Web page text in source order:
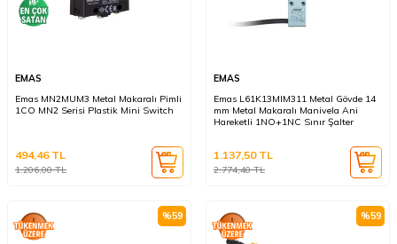
EMAS
Emas MN2MUM3 Metal Makaralı Pimli
1CO MN2 Serisi Plastik Mini Switch
1.206,00TL
494,46TL
EMAS
Emas L61K13MIM311 Metal Gövde 14
mm Metal Makaralı Manivela Ani
Hareketli 1NO+1NC Sınır Şalter
2.774,40TL
1.137,50TL
%59 %59